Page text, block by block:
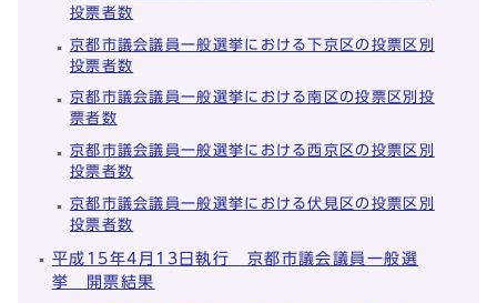
投票者数
京都市議会議員一般選挙における下京区の投票区別
投票者数
京都市議会議員一般選挙における南区の投票区別投
票者数
京都市議会議員一般選挙における西京区の投票区別
投票者数
京都市議会議員一般選挙における伏見区の投票区別
投票者数
平成15年4月13日執行 京都市議会議員一般選
挙 開票結果